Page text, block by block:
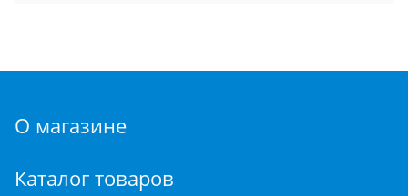
О магазине
Каталог товаров